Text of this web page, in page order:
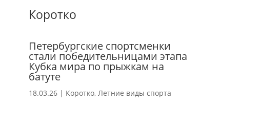
Коротко
Петербургские спортсменки
стали победительницами этапа
Кубка мира по прыжкам на
батуте
18.03.26| Коротко, Летние виды спорта